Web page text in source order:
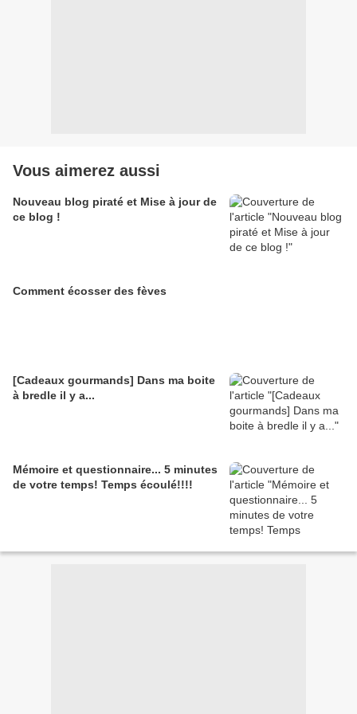
Vous aimerez aussi
Nouveau blog piraté et Mise à jour de
ce blog !
Comment écosser des fèves
[Cadeaux gourmands] Dans ma boite
à bredle il y a...
Mémoire et questionnaire... 5 minutes
de votre temps! Temps écoulé!!!!